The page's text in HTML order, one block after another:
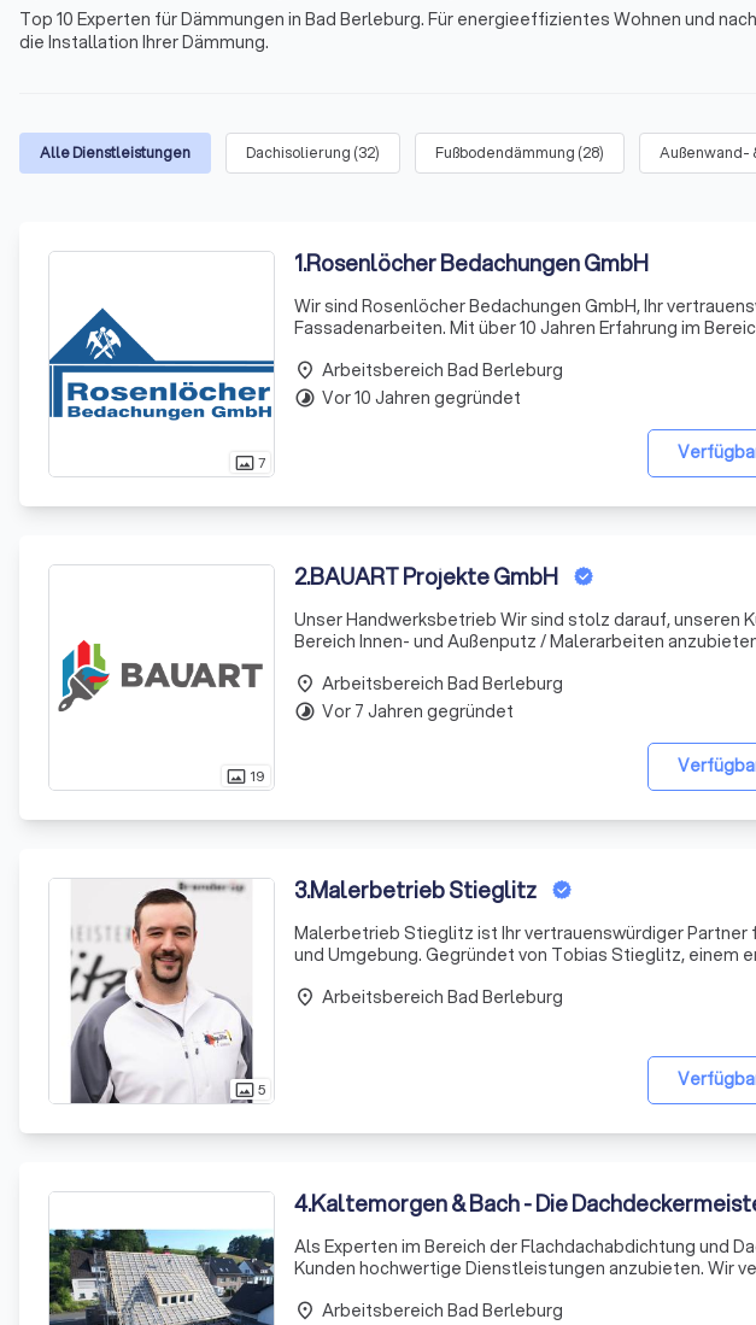
Top 10 Experten für Dämmungen in Bad Berleburg. Für energieeffizientes Wohnen und
die Installation Ihrer Dämmung.
Alle Dienstleistungen Dachisolierung (32) Fußbodendämmung (28) Außenwand-
photo_size_select_actual7
1.Rosenlöcher Bedachungen GmbH
Wir sind Rosenlöcher Bedachungen GmbH, Ihr
Fassadenarbeiten. Mit über 10 Jahren Erfahrung im
qualifizierten Mitarbeite
place Arbeitsbereich Bad Berleburg
timelapse Vor 10 Jahren gegründet
photo_size_select_actual 19
2.BAUART Projekte GmbH
Unser Handwerksbetrieb Wir sind stolz darauf, unseren
Bereich Innen- und Außenputz / Malerarbeiten anzubieten. Unsere Kunden stehen im
Wir arb
place Arbeitsbereich Bad Berleburg
timelapse Vor 7 Jahren gegründet
photo_size_select_actual5
3.Malerbetrieb Stieglitz
Malerbetrieb Stieglitz ist Ihr vertrauenswürdiger Partner
und Umgebung. Gegründet von Tobias Stieglitz, einem
place Arbeitsbereich Bad Berleburg
4.Kaltemorgen & Bach - Die
Als Experten im Bereich der Flachdachabdichtung und
Kunden hochwertige Dienstleistungen anzubieten. Wir
Herausforderung darstellen. Uns
place Arbeitsbereich Bad Berleburg